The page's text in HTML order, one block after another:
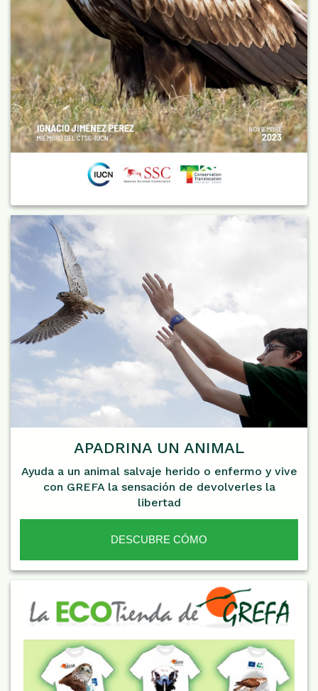
APADRINA UN ANIMAL
Ayuda a un animal salvaje herido o enfermo y vive
con GREFA la sensación de devolverles la
libertad
DESCUBRE CÓMO